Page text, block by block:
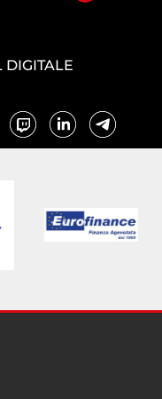
DIGITALE